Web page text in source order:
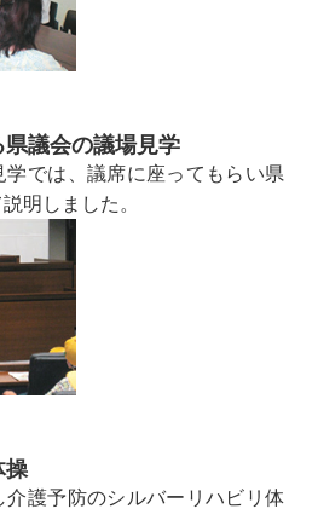
議会の議場見学
では、議席に座ってもらい県
明しました。
操
護予防のシルバーリハビリ体